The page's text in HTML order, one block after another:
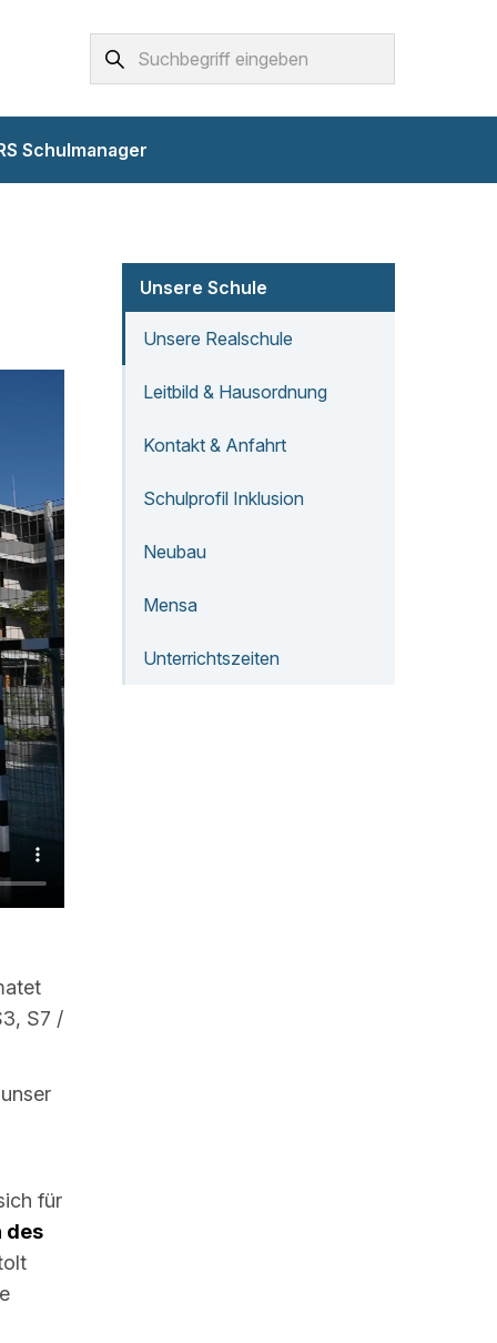
Suchbegriff
Sie
Enter
Schulmanager
S7 /
für
des
Unsere Schule
Unsere Realschule
Leitbild & Hausordnung
Kontakt & Anfahrt
Schulprofil Inklusion
Neubau
Mensa
Unterrichtszeiten